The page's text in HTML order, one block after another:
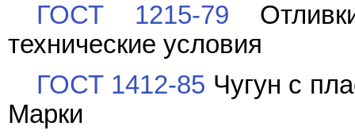
ГОСТ 1215-79
технические условия
ГОСТ 1412-85 Чугун с
Марки